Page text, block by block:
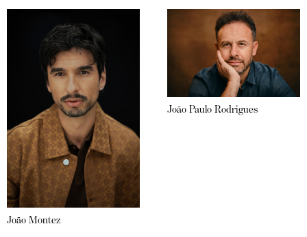
João Montez
João Paulo Rodrigues